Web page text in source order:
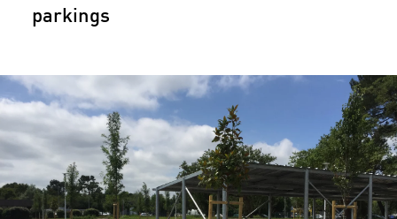
parkings